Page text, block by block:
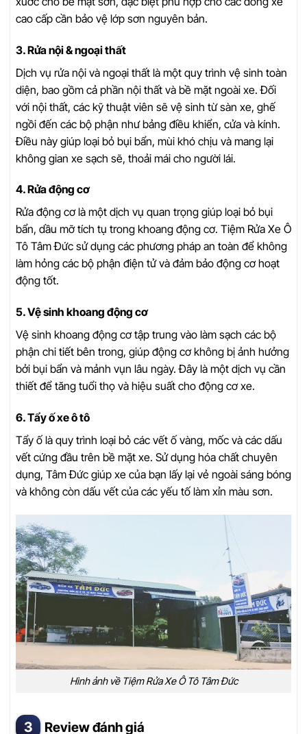
cao cấp cần bảo vệ lớp sơn nguyên bản.
3. Rửa nội & ngoại thất
Dịch vụ rửa nội và ngoại thất là một quy trình vệ sinh toàn
diện, bao gồm cả phần nội thất và bề mặt ngoài xe. Đối
với nội thất, các kỹ thuật viên sẽ vệ sinh từ sàn xe, ghế
ngồi đến các bộ phận như bảng điều khiển, cửa và kính.
Điều này giúp loại bỏ bụi bẩn, mùi khó chịu và mang lại
không gian xe sạch sẽ, thoải mái cho người lái.
4. Rửa động cơ
Rửa động cơ là một dịch vụ quan trọng giúp loại bỏ bụi
bẩn, dầu mỡ tích tụ trong khoang động cơ. Tiệm Rửa Xe Ô
Tô Tâm Đức sử dụng các phương pháp an toàn để không
làm hỏng các bộ phận điện tử và đảm bảo động cơ hoạt
động tốt.
5. Vệ sinh khoang động cơ
Vệ sinh khoang động cơ tập trung vào làm sạch các bộ
phận chi tiết bên trong, giúp động cơ không bị ảnh hưởng
bởi bụi bẩn và mảnh vụn lâu ngày. Đây là một dịch vụ cần
thiết để tăng tuổi thọ và hiệu suất cho động cơ xe.
6. Tẩy ố xe ô tô
Tẩy ố là quy trình loại bỏ các vết ố vàng, mốc và các dấu
vết cứng đầu trên bề mặt xe. Sử dụng hóa chất chuyên
dụng, Tâm Đức giúp xe của bạn lấy lại vẻ ngoài sáng bóng
và không còn dấu vết của các yếu tố làm xỉn màu sơn.
Hình ảnh về Tiệm Rửa Xe Ô Tô Tâm Đức
Review đánh giá